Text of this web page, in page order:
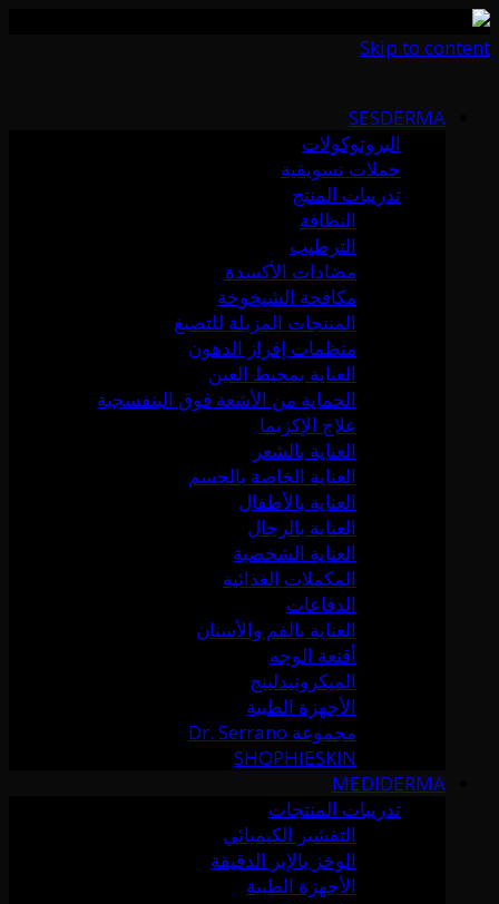
Skip to content
SESDERMA
البروتوكولات
حملات تسويقية
تدريبات المنتج
النظافة
الترطيب
مضادات الأكسدة
مكافحة الشيخوخة
المنتجات المزيلة للتصبغ
منظمات إفراز الدهون
العناية بمحيط العين
الحماية من الأشعة فوق البنفسجية
علاج الإكزيما
العناية بالشعر
العناية الخاصة بالجسم
العناية بالأطفال
العناية بالرجال
العناية الشخصية
المكملات الغذائية
الدفاعات
العناية بالفم والأسنان
أقنعة الوجه
الميكرونيدلينج
الأجهزة الطبية
مجموعة Dr. Serrano
SHOPHIESKIN
MEDIDERMA
تدريبات المنتجات
التقشير الكيميائي
الوخز بالإبر الدقيقة
الأجهزة الطبية